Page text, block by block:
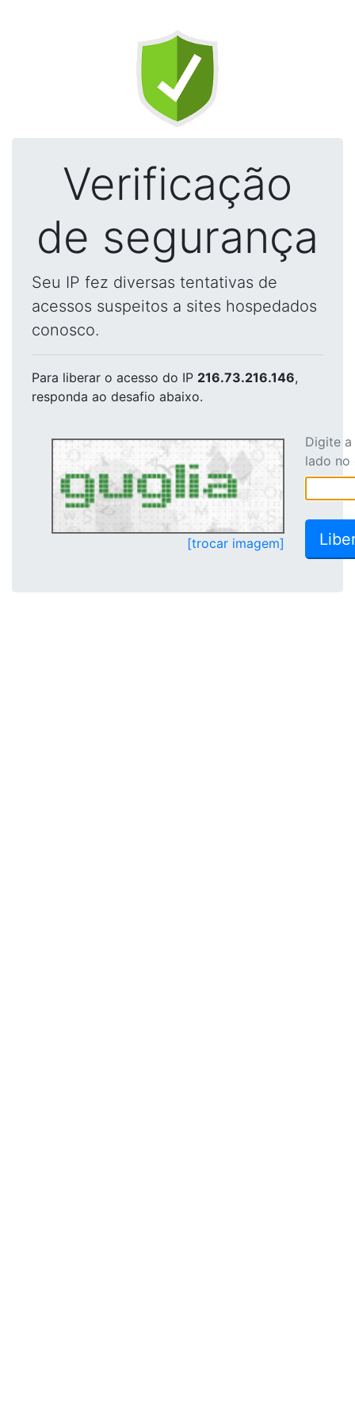
Verificação
de segurança
Seu IP fez diversas tentativas de
acessos suspeitos a sites hospedados
conosco.
Para liberar o acesso do IP 216.73.216.146,
responda ao desafio abaixo.
[trocar imagem]
Digite
lado no